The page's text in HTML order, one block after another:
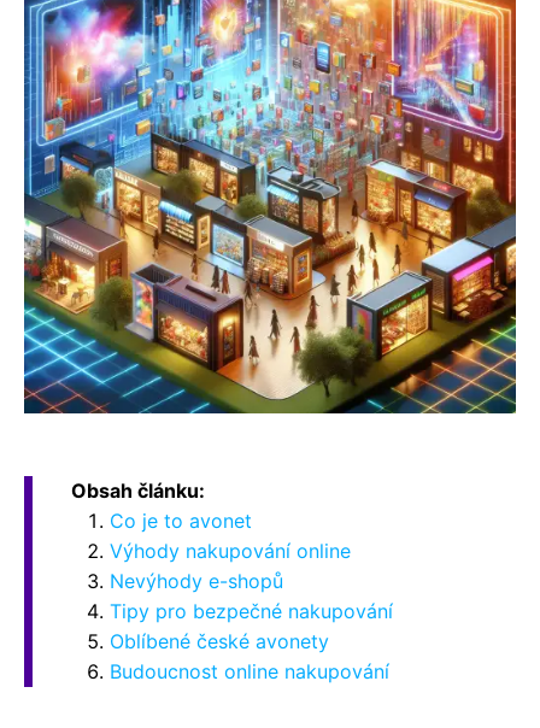
Obsah článku:
Co je to avonet
Výhody nakupování online
Nevýhody e-shopů
Tipy pro bezpečné nakupování
Oblíbené české avonety
Budoucnost online nakupování